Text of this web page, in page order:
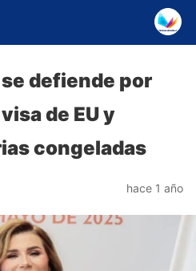
defiende por
de EU y
congeladas
hace 1 año